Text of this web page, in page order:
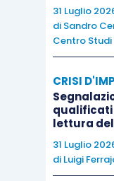
La seconda
del 25%,nel
quali titolari
della catena
quindi, sia il
essere
31 Luglio
di Sandro
Centro
CRISI
qualificati
lettura
31 Luglio
di Luigi